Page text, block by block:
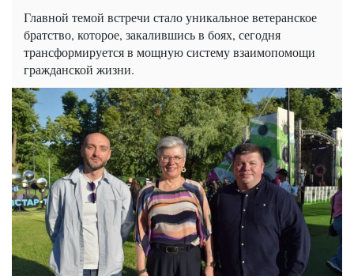
Главной темой встречи стало уникальное ветеранское
братство, которое, закалившись в боях, сегодня
трансформируется в мощную систему взаимопомощи
гражданской жизни.